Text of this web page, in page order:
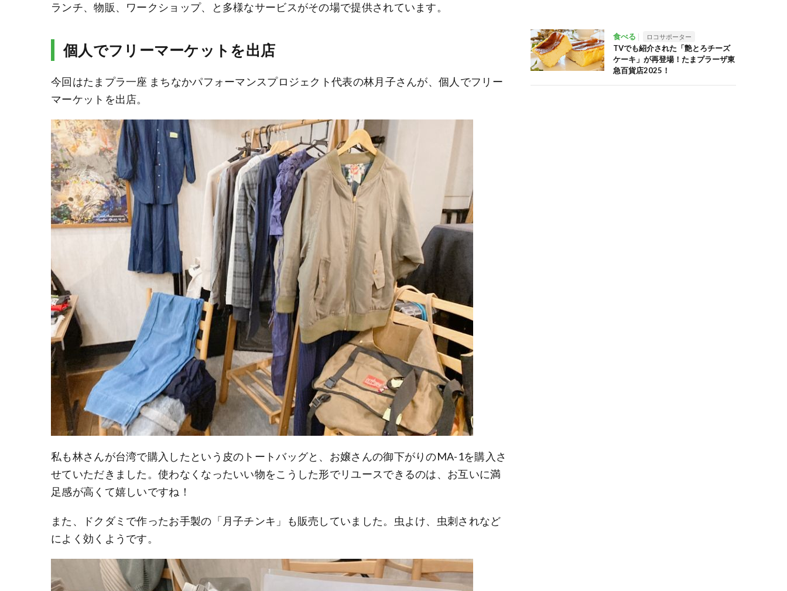
ランチ、物販、ワークショップ、と多様なサービスがその場で提供されています。
個人でフリーマーケットを出店
今回はたまプラ一座 まちなかパフォーマンスプロジェクト代表の林月子さんが、個人でフリー
マーケットを出店。
私も林さんが台湾で購入したという皮のトートバッグと、お嬢さんの御下がりのMA-1を購入さ
せていただきました。使わなくなったいい物をこうした形でリユースできるのは、お互いに満
足感が高くて嬉しいですね！
また、ドクダミで作ったお手製の「月子チンキ」も販売していました。虫よけ、虫刺されなど
によく効くようです。
食べる ロコサポーター
TVでも紹介された「艶とろチーズ
ケーキ」が再登場！たまプラーザ東
急百貨店2025！